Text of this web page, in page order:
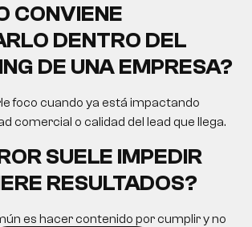
CONVIENE
DENTRO DEL
DE UNA EMPRESA?
foco cuando ya está impactando
comercial o calidad del lead que llega.
SUELE IMPEDIR
RESULTADOS?
es hacer contenido por cumplir y no